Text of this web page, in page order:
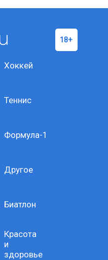
Хоккей
Теннис
Формула-1
Другое
Биатлон
Красота
и
здоровье